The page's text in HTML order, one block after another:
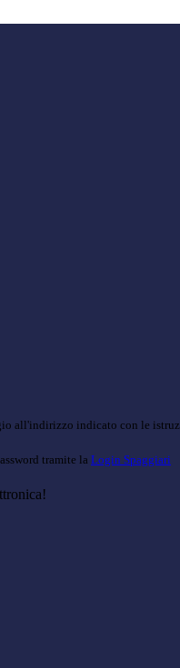
all'indirizzo indicato con le
tramite la Login Spaggiari